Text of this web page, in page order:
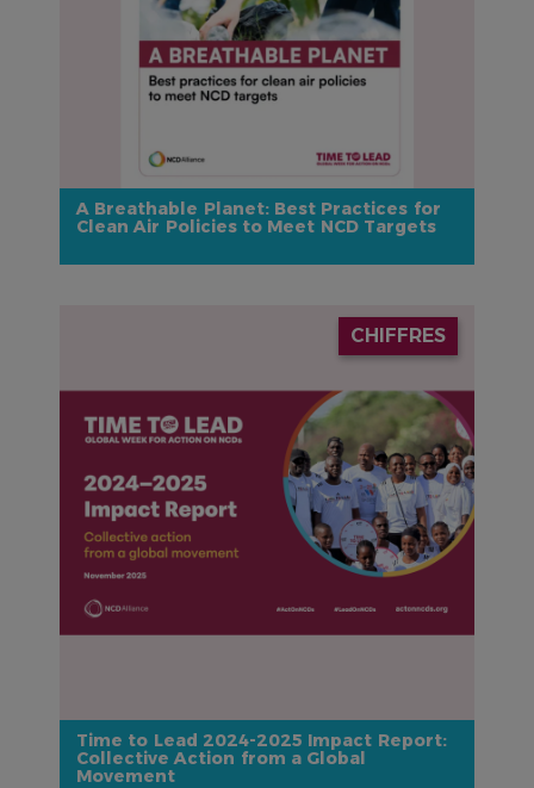
A Breathable Planet: Best Practices for
Clean Air Policies to Meet NCD Targets
CHIFFRES
Time to Lead 2024-2025 Impact Report:
Collective Action from a Global
Movement